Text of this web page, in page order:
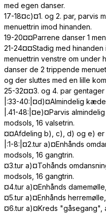
med egen danser.
17-18¤c)¤1. og 2. par, parvis
menuettrin imod hinanden.
19-20¤¤Parrene danser 1
21-24¤¤Stadig med
menuettrin venstre om under
danser de 2 trippende
og der sluttes med en lille
25-32¤¤3. og 4. par
|:33-40:|¤d)¤Almindelig
|.41-48:|¤e)¤Parvis
modsols, 16 valsetrin.
¤¤Afdeling b), c), d) og e) er
|:1-8:|¤2.tur a)¤Enhånds
modsols, 16 gangtrin.
¤3.tur a)¤Tohånds
modsols, 16 gangtrin.
¤4.tur a)¤Enhånds
¤5.tur a)¤Enhånds
¤6.tur a)¤Kreds "gåsegang",